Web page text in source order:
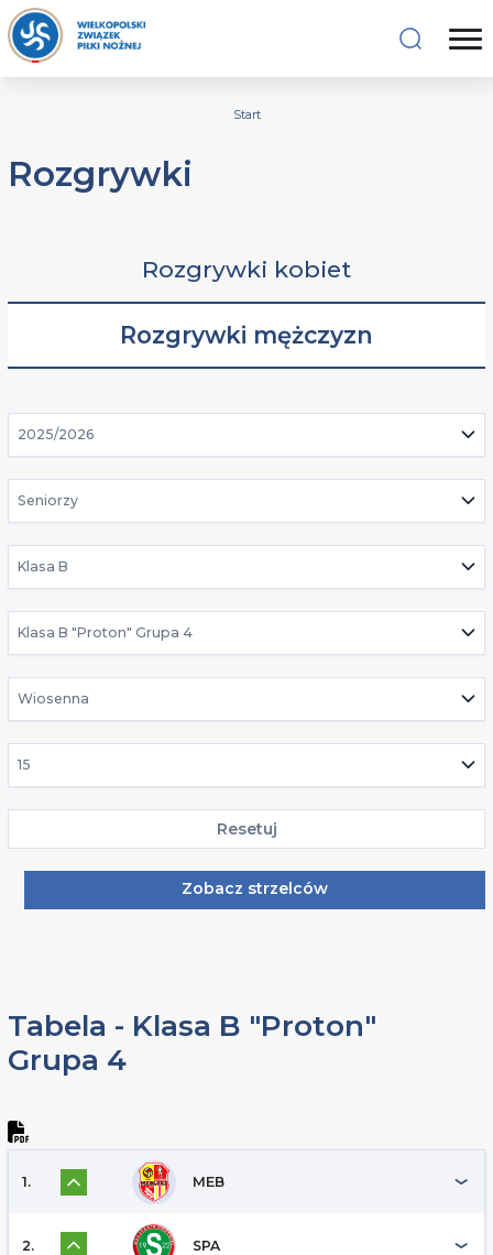
Start
Rozgrywki
Rozgrywki kobiet
Rozgrywki mężczyzn
2025/2026
Seniorzy
Klasa B
Klasa B "Proton" Grupa 4
Wiosenna
15
Resetuj
Zobacz strzelców
Tabela - Klasa B "Proton"
Grupa 4
1. MEB
2. SPA